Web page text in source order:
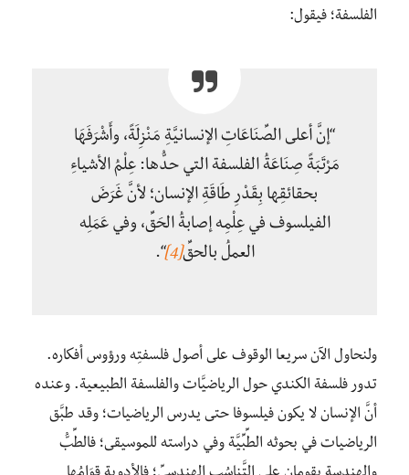
الفلسفة؛ فيقول:
“إنَّ أعلى الصِّنَاعَاتِ الإنسانيَّةِ مَنْزِلَةً، وأَشْرَفَهَا
مَرْتَبَةً صِنَاعَةُ الفلسفة التي حدُّها: عِلْمُ الأشياءِ
بحقائقِها بِقَدْرِ طَاقَةِ الإنسان؛ لأنَّ غَرَضَ
الفيلسوف في عِلْمِه إصابةُ الحَقِّ، وفي عَمَلِه
العملُ بالحقِّ[4]
“.
ولنحاول الآن سريعا الوقوف على أصول فلسفتِه ورؤوس أفكاره.
تدور فلسفة الكندي حول الرياضيَّات والفلسفة الطبيعية. وعنده
أنَّ الإنسان لا يكون فيلسوفا حتى يدرس الرياضيات؛ وقد طبَّق
الرياضيات في بحوثه الطِّبِّيَّة وفي دراسته للموسيقى؛ فالطِّبُّ